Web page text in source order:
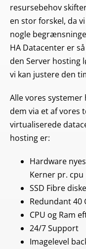
resursebehov
en stor forskel, da
nogle
HA Datacenter er
den Server hosting
vi kan justere den
Alle vores
dem via et af vores
virtualiserede
hosting er:
Hardware
Kerner pr. cpu
SSD Fibre diske
Redundant 40
CPU og Ram
24/7 Support
Imagelevel